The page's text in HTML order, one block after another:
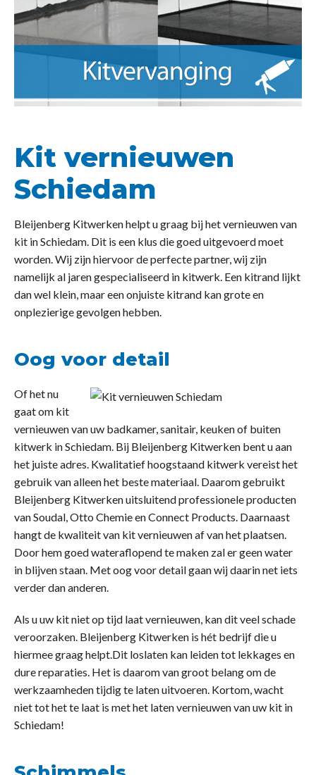
Kit vernieuwen
Schiedam
Bleijenberg Kitwerken helpt u graag bij het vernieuwen van
kit in Schiedam. Dit is een klus die goed uitgevoerd moet
worden. Wij zijn hiervoor de perfecte partner, wij zijn
namelijk al jaren gespecialiseerd in kitwerk. Een kitrand lijkt
dan wel klein, maar een onjuiste kitrand kan grote en
onplezierige gevolgen hebben.
Oog voor detail
Of het nu
gaat om kit
vernieuwen van uw badkamer, sanitair, keuken of buiten
kitwerk in Schiedam. Bij Bleijenberg Kitwerken bent u aan
het juiste adres. Kwalitatief hoogstaand kitwerk vereist het
gebruik van alleen het beste materiaal. Daarom gebruikt
Bleijenberg Kitwerken uitsluitend professionele producten
van Soudal, Otto Chemie en Connect Products. Daarnaast
hangt de kwaliteit van kit vernieuwen af van het plaatsen.
Door hem goed wateraflopend te maken zal er geen water
in blijven staan. Met oog voor detail gaan wij daarin net iets
verder dan anderen.
Als u uw kit niet op tijd laat vernieuwen, kan dit veel schade
veroorzaken. Bleijenberg Kitwerken is hét bedrijf die u
hiermee graag helpt.Dit loslaten kan leiden tot lekkages en
dure reparaties. Het is daarom van groot belang om de
werkzaamheden tijdig te laten uitvoeren. Kortom, wacht
niet tot het te laat is met het laten vernieuwen van uw kit in
Schiedam!